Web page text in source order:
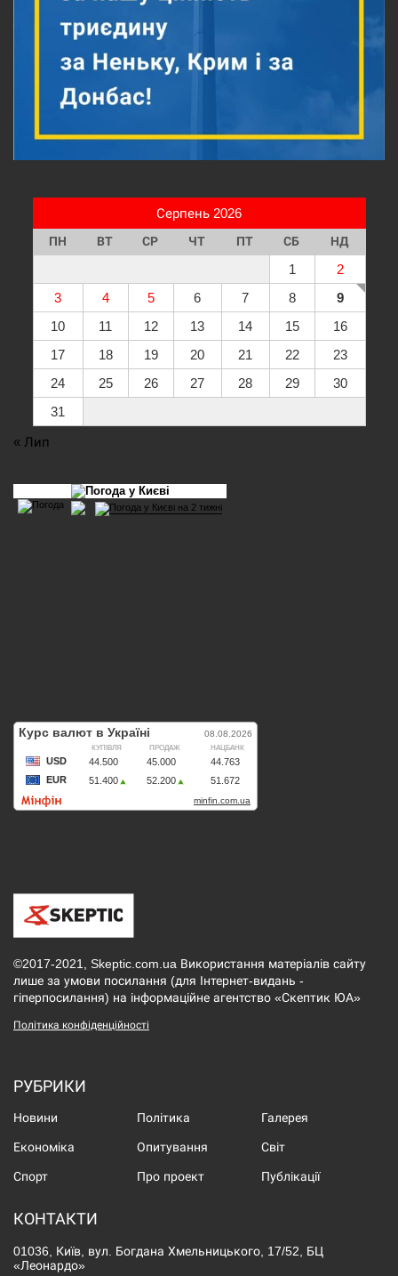
Серпень 2026
ПН ВТ СР ЧТ ПТ СБ НД
1
2
3
4 5 6 7 8
9
10
11 12 13 14 15
16
17
18 19 20 21 22
23
24
25 26 27 28 29
30
31
« Лип
©2017-2021, Skeptic.com.ua Використання матеріалів сайту
лише за умови посилання (для Інтернет-видань -
гіперпосилання) на інформаційне агентство «Скептик ЮА»
Політика конфіденційності
РУБРИКИ
Новини Політика Галерея
Економіка Опитування Світ
Спорт Про проект Публікації
КОНТАКТИ
01036, Київ, вул. Богдана Хмельницького, 17/52, БЦ
«Леонардо»